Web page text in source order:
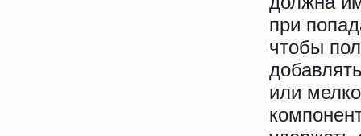
при
чтобы
или